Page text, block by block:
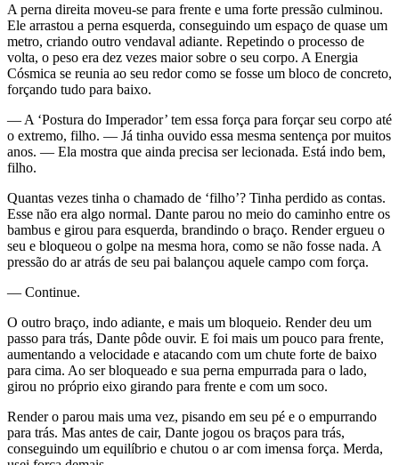
A perna direita moveu-se para frente e uma forte pressão culminou.
Ele arrastou a perna esquerda, conseguindo um espaço de quase um
metro, criando outro vendaval adiante. Repetindo o processo de
volta, o peso era dez vezes maior sobre o seu corpo. A Energia
Cósmica se reunia ao seu redor como se fosse um bloco de concreto,
forçando tudo para baixo.
— A ‘Postura do Imperador’ tem essa força para forçar seu corpo até
o extremo, filho. — Já tinha ouvido essa mesma sentença por muitos
anos. — Ela mostra que ainda precisa ser lecionada. Está indo bem,
filho.
Quantas vezes tinha o chamado de ‘filho’? Tinha perdido as contas.
Esse não era algo normal. Dante parou no meio do caminho entre os
bambus e girou para esquerda, brandindo o braço. Render ergueu o
seu e bloqueou o golpe na mesma hora, como se não fosse nada. A
pressão do ar atrás de seu pai balançou aquele campo com força.
— Continue.
O outro braço, indo adiante, e mais um bloqueio. Render deu um
passo para trás, Dante pôde ouvir. E foi mais um pouco para frente,
aumentando a velocidade e atacando com um chute forte de baixo
para cima. Ao ser bloqueado e sua perna empurrada para o lado,
girou no próprio eixo girando para frente e com um soco.
Render o parou mais uma vez, pisando em seu pé e o empurrando
para trás. Mas antes de cair, Dante jogou os braços para trás,
conseguindo um equilíbrio e chutou o ar com imensa força. Merda,